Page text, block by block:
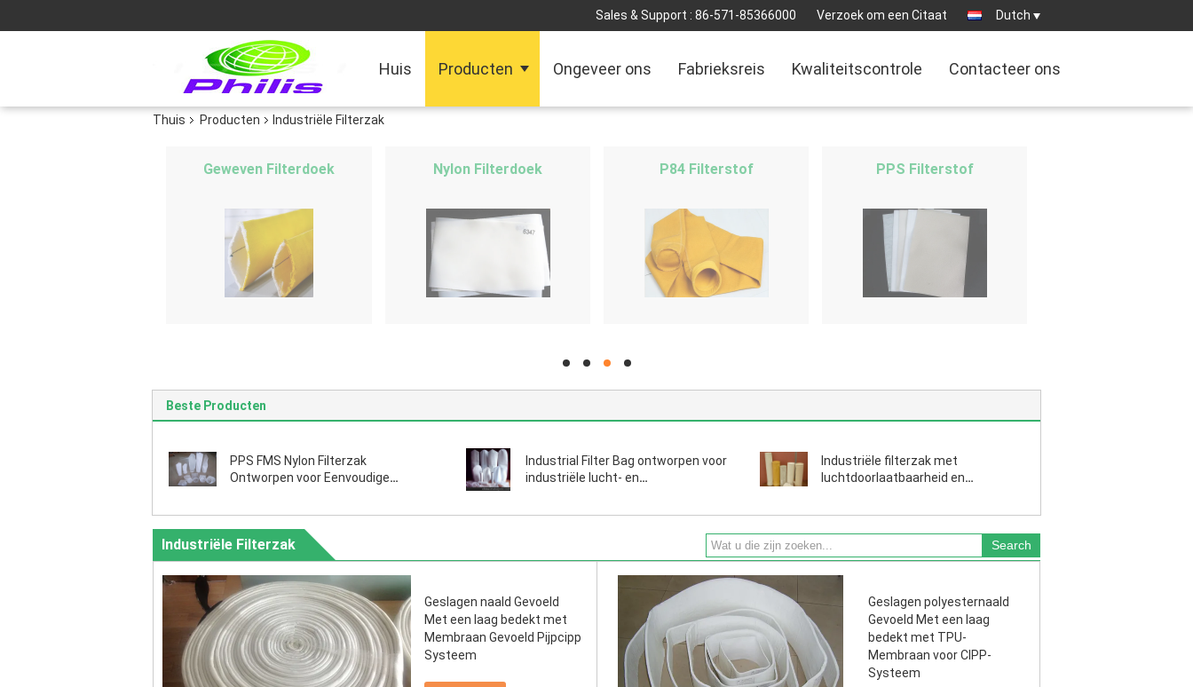
Sales & Support : 86-571-85366000 Verzoek om een Citaat Dutch
Huis Producten Ongeveer ons Fabrieksreis Kwaliteitscontrole Contacteer ons
Thuis Producten Industriële Filterzak
Geweven Filterdoek Nylon Filterdoek P84 Filterstof PPS Filterstof
hd hd hd hd
Beste Producten
PPS FMS Nylon Filterzak
Ontworpen voor Eenvoudige
Filtratieapparatuur
Industrial Filter Bag ontworpen voor
industriële lucht- en
Industriële filterzak met
luchtdoorlaatbaarheid en
Industriële Filterzak
Geslagen naald Gevoeld
Met een laag bedekt met
Membraan Gevoeld Pijpcipp
Systeem
Geslagen polyesternaald
Gevoeld Met een laag
bedekt met TPU-
Membraan voor CIPP-
Systeem